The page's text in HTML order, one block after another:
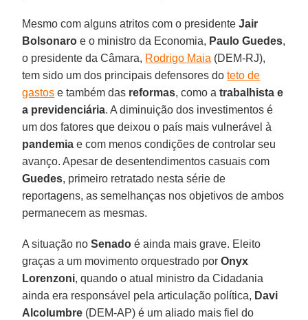
Mesmo com alguns atritos com o presidenteJair
Bolsonaro e o ministro da Economia, Paulo Guedes,
o presidente da Câmara, Rodrigo Maia (DEM-RJ),
tem sido um dos principais defensores doteto de
gastos e também das reformas, como atrabalhista e
a previdenciária. A diminuição dos investimentos é
um dos fatores que deixou o país mais vulnerável à
pandemia e com menos condições de controlar seu
avanço. Apesar de desentendimentos casuais com
Guedes, primeiro retratado nesta série de
reportagens, as semelhanças nos objetivos de ambos
permanecem as mesmas.
A situação noSenado é ainda mais grave. Eleito
graças a um movimento orquestrado por Onyx
Lorenzoni, quando o atual ministro da Cidadania
ainda era responsável pela articulação política, Davi
Alcolumbre (DEM-AP) é um aliado mais fiel do